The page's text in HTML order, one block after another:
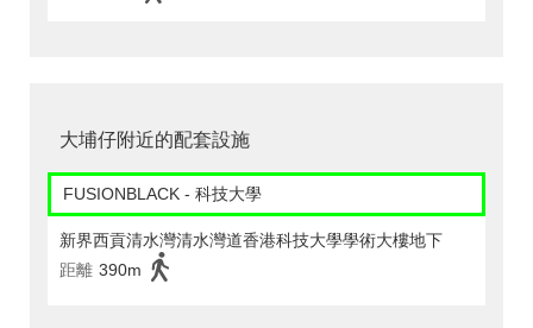
大埔仔附近的配套設施
FUSIONBLACK - 科技大學
新界西貢清水灣清水灣道香港科技大學學術大樓地下
距離 390m